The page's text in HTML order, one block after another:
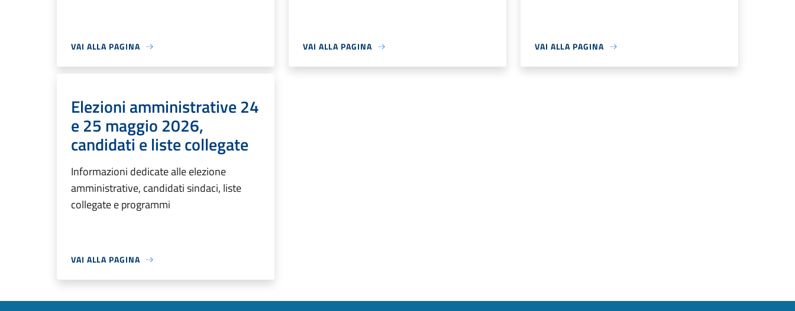
VAI ALLA PAGINA VAI ALLA PAGINA VAI ALLA PAGINA
Elezioni amministrative 24
e 25 maggio 2026,
candidati e liste collegate
Informazioni dedicate alle elezione
amministrative, candidati sindaci, liste
collegate e programmi
VAI ALLA PAGINA